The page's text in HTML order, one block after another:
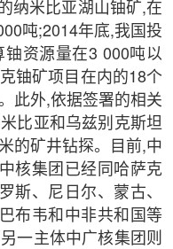
纳米比亚湖山铀矿,在
吨;2014年底,我国投
资源量在3 000吨以
铀矿项目在内的18个
此外,依据签署的相关
比亚和乌兹别克斯坦
的矿井钻探。目前,中
核集团已经同哈萨克
斯、尼日尔、蒙古、
布韦和中非共和国等
一主体中广核集团则